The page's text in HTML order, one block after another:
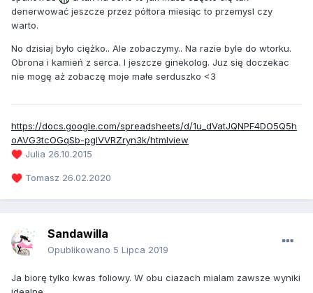
denerwować jeszcze przez półtora miesiąc to przemysl czy
warto.
No dzisiaj było ciężko.. Ale zobaczymy.. Na razie byle do wtorku.
Obrona i kamień z serca. I jeszcze ginekolog. Juz się doczekac
nie mogę aż zobaczę moje małe serduszko <3
https://docs.google.com/spreadsheets/d/1u_dVatJQNPF4DO5Q5h
oAVG3tcOGqSb-pglVVRZryn3k/htmlview
♥️ Julia 26.10.2015
♥️ Tomasz 26.02.2020
Sandawilla
Opublikowano 5 Lipca 2019
Ja biorę tylko kwas foliowy. W obu ciazach mialam zawsze wyniki